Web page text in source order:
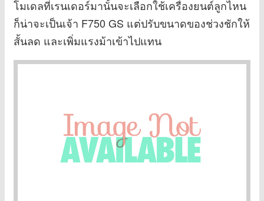
โมเดลที่เรนเดอร์มานั้นจะเลือกใช้เครื่องยนต์ลูกไหน
ก็น่าจะเป็นเจ้า F750 GS แต่ปรับขนาดของช่วงชักให้
สั้นลด และเพิ่มแรงม้าเข้าไปแทน